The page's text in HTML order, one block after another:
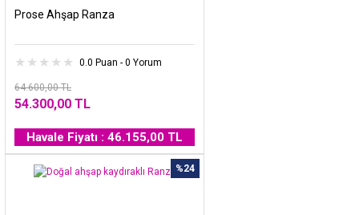
Prose Ahşap Ranza
0.0 Puan - 0 Yorum
64.600,00 TL
54.300,00 TL
Havale Fiyatı : 46.155,00 TL
%24